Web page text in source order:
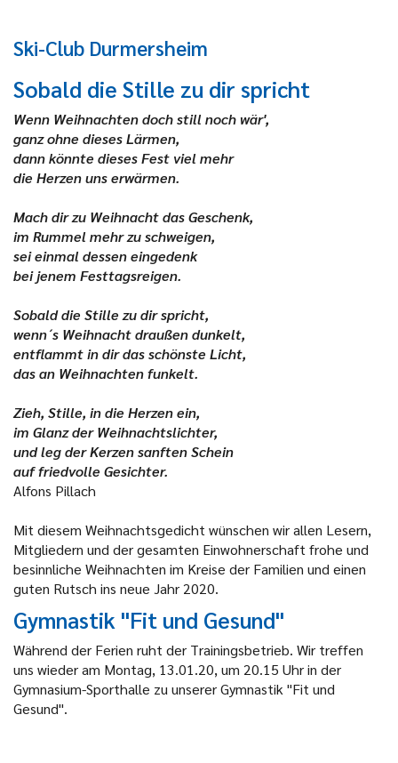
Ski-Club Durmersheim
Sobald die Stille zu dir spricht
Wenn Weihnachten doch still noch wär',
ganz ohne dieses Lärmen,
dann könnte dieses Fest viel mehr
die Herzen uns erwärmen.
Mach dir zu Weihnacht das Geschenk,
im Rummel mehr zu schweigen,
sei einmal dessen eingedenk
bei jenem Festtagsreigen.
Sobald die Stille zu dir spricht,
wenn´s Weihnacht draußen dunkelt,
entflammt in dir das schönste Licht,
das an Weihnachten funkelt.
Zieh, Stille, in die Herzen ein,
im Glanz der Weihnachtslichter,
und leg der Kerzen sanften Schein
auf friedvolle Gesichter.
Alfons Pillach
Mit diesem Weihnachtsgedicht wünschen wir allen Lesern,
Mitgliedern und der gesamten Einwohnerschaft frohe und
besinnliche Weihnachten im Kreise der Familien und einen
guten Rutsch ins neue Jahr 2020.
Gymnastik "Fit und Gesund"
Während der Ferien ruht der Trainingsbetrieb. Wir treffen
uns wieder am Montag, 13.01.20, um 20.15 Uhr in der
Gymnasium-Sporthalle zu unserer Gymnastik "Fit und
Gesund".